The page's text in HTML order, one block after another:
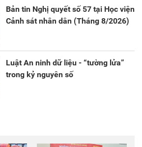
Bản tin Nghị quyết số 57 tại Học viện
Cảnh sát nhân dân (Tháng 8/2026)
Luật An ninh dữ liệu - “tường lửa”
trong kỷ nguyên số